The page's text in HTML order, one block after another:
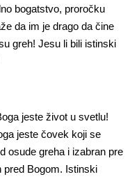
bogatstvo, proročku
da im je drago da čine
greh! Jesu li bili istinski
jeste život u svetlu!
jeste čovek koji se
osude greha i izabran pre
pred Bogom. Istinski